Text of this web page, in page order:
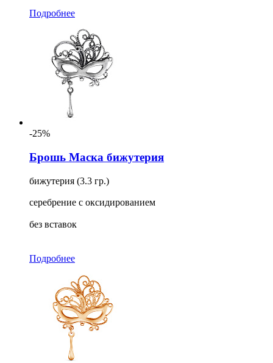
Подробнее
-25%
Брошь Маска бижутерия
бижутерия (3.3 гр.)
серебрение с оксидированием
без вставок
Подробнее